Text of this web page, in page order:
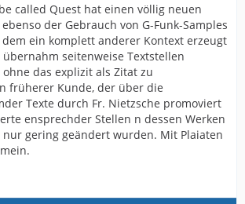
called Quest hat einen völlig neuen
der Gebrauch von G-Funk-Samples
ein komplett anderer Kontext erzeugt
seitenweise Textstellen
das explizit als Zitat zu
früherer Kunde, der über die
Texte durch Fr. Nietzsche promoviert
ensprechder Stellen n dessen Werken
gering geändert wurden. Mit Plaiaten